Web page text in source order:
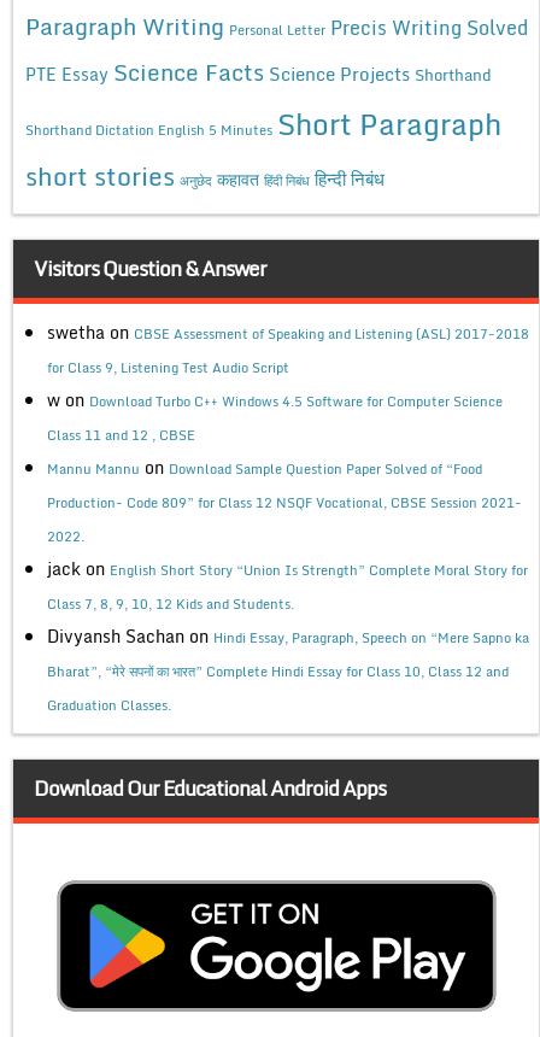
Paragraph Writing Personal Letter Precis Writing Solved
PTE Essay Science Facts Science Projects Shorthand
Shorthand Dictation English 5 Minutes Short Paragraph
short stories अनुछेद कहावत हिंदी निबंध हिन्दी निबंध
Visitors Question & Answer
swetha on CBSE Assessment of Speaking and Listening (ASL) 2017-2018
for Class 9, Listening Test Audio Script
w on Download Turbo C++ Windows 4.5 Software for Computer Science
Class 11 and 12 , CBSE
Mannu Mannu on Download Sample Question Paper Solved of “Food
Production- Code 809” for Class 12 NSQF Vocational, CBSE Session 2021-
2022.
jack on English Short Story “Union Is Strength” Complete Moral Story for
Class 7, 8, 9, 10, 12 Kids and Students.
Divyansh Sachan on Hindi Essay, Paragraph, Speech on “Mere Sapno ka
Bharat”, “मेरे सपनों का भारत” Complete Hindi Essay for Class 10, Class 12 and
Graduation Classes.
Download Our Educational Android Apps